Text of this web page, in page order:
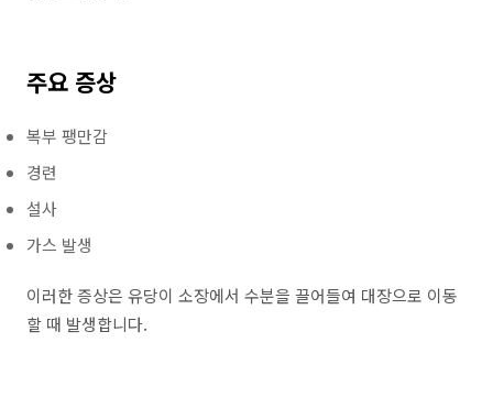
주요 증상
복부 팽만감
경련
설사
가스 발생
이러한 증상은 유당이 소장에서 수분을 끌어들여 대장으로 이동
할 때 발생합니다.